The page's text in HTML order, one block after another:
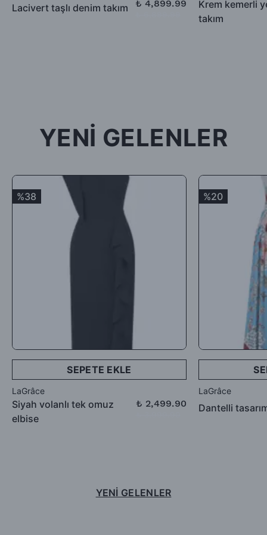
-İade için göndermiş olduğunuz ürün / ürünler 5 günü geçmiş,
uygunluğunun kontrolünden sonra, 7 ile 10 iş günü arasında
ürün bedelinizden iade kargo ücretinizin kesintisi yapılarak geri
Satın aldığınız ürünler için Hediye Çeki, Değişim ya da ücret
iadesi talep edebilirsiniz.
Lacivert taşlı denim takım ₺ 4,899.99
Krem kemerli
takım
YENİ GELENLER
%38
SEPETE EKLE
LaGrâce
Siyah volanlı tek omuz
elbise
₺ 2,499.90
%20
LaGrâce
Dantelli
YENİ GELENLER